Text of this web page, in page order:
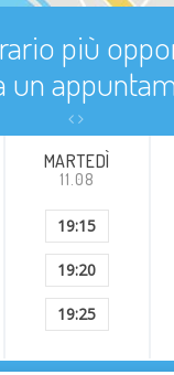
più
un
MARTEDÌ
11.08
19:15
19:20
19:25